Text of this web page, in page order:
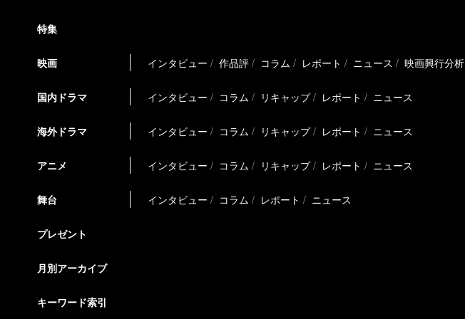
特集
映画 インタビュー 作品評 コラム レポート ニュース 映画興行分析
国内ドラマ インタビュー コラム リキャップ レポート ニュース
海外ドラマ インタビュー コラム リキャップ レポート ニュース
アニメ インタビュー コラム リキャップ レポート ニュース
舞台 インタビュー コラム レポート ニュース
プレゼント
月別アーカイブ
キーワード索引